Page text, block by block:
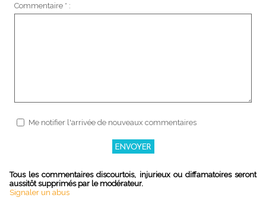
Commentaire * :
Me notifier l'arrivée de nouveaux commentaires
Tous les commentaires discourtois, injurieux ou diffamatoires seront
aussitôt supprimés par le modérateur.
Signaler un abus